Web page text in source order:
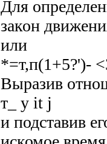
Для
закон
или
*=т,п(1+5?')-
Выразив
т_ у it j
и подставив